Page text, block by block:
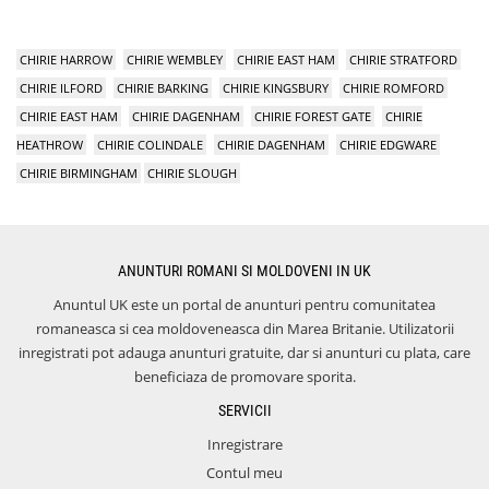
CHIRIE HARROW CHIRIE WEMBLEY CHIRIE EAST HAM
CHIRIE STRATFORD
CHIRIE ILFORD
CHIRIE BARKING CHIRIE KINGSBURY
CHIRIE ROMFORD
CHIRIE EAST HAM
CHIRIE DAGENHAM CHIRIE FOREST GATE
CHIRIE
HEATHROW
CHIRIE COLINDALE CHIRIE DAGENHAM
CHIRIE EDGWARE
CHIRIE BIRMINGHAM
CHIRIE SLOUGH
ANUNTURI ROMANI SI MOLDOVENI IN UK
Anuntul UK este un portal de anunturi pentru comunitatea
romaneasca si cea moldoveneasca din Marea Britanie. Utilizatorii
inregistrati pot adauga anunturi gratuite, dar si anunturi cu plata, care
beneficiaza de promovare sporita.
SERVICII
Inregistrare
Contul meu